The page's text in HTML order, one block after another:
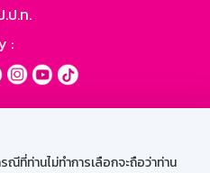
ที่ท่านไม่ทำการเลือกจะถือว่าท่าน
ป.ท.
: